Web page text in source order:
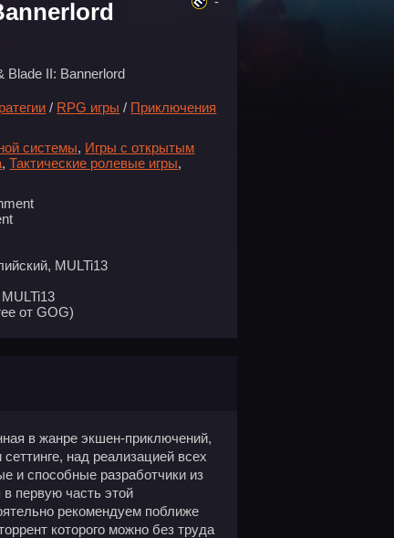
Blade II: Bannerlord
/ RPG игры / Приключения
системы, Игры с открытым
,Тактические ролевые игры,
MULTi13
от GOG)
в жанре экшен-приключений,
над реализацией всех
и способные разработчики из
первую часть этой
рекомендуем поближе
которого можно без труда